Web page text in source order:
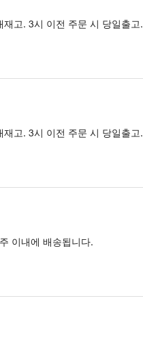
재고. 3시 이전 주문 시 당일출고.
재고. 3시 이전 주문 시 당일출고.
이내에 배송됩니다.